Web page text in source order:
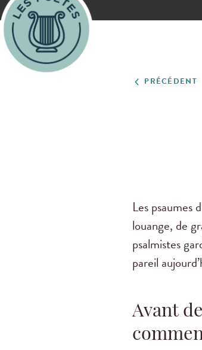
PRÉCÉDENT
Les psaumes
louange, de
psalmistes
pareil
Avant de